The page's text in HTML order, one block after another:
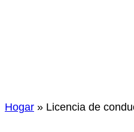
Hogar » Licencia de